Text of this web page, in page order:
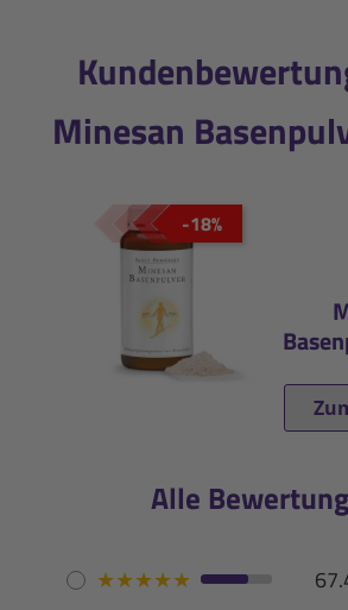
Minesan
-18%
Alle
★★★★★